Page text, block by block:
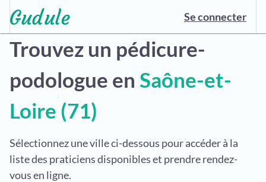
Se connecter
Trouvez un pédicure-
podologue en Saône-et-
Loire (71)
Sélectionnez une ville ci-dessous pour accéder à la
liste des praticiens disponibles et prendre rendez-
vous en ligne.